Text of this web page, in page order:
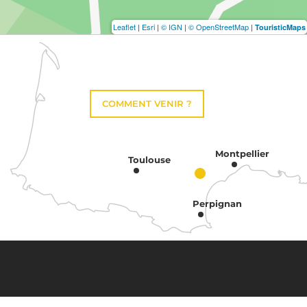
Leaflet | Esri | © IGN | © OpenStreetMap | TouristicMaps
COMMENT VENIR ?
Toulouse
Montpellier
Perpignan